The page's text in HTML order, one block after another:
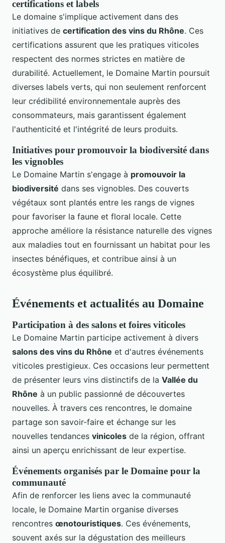
certifications et labels
Le domaine s'implique activement dans des
initiatives de certification des vins du Rhône. Ces
certifications assurent que les pratiques viticoles
respectent des normes strictes en matière de
durabilité. Actuellement, le Domaine Martin poursuit
diverses labels verts, qui non seulement renforcent
leur crédibilité environnementale auprès des
consommateurs, mais garantissent également
l'authenticité et l'intégrité de leurs produits.
Initiatives pour promouvoir la biodiversité dans
les vignobles
Le Domaine Martin s'engage à promouvoir la
biodiversité dans ses vignobles. Des couverts
végétaux sont plantés entre les rangs de vignes
pour favoriser la faune et floral locale. Cette
approche améliore la résistance naturelle des vignes
aux maladies tout en fournissant un habitat pour les
insectes bénéfiques, et contribue ainsi à un
écosystème plus équilibré.
Événements et actualités au Domaine
Participation à des salons et foires viticoles
Le Domaine Martin participe activement à divers
salons des vins du Rhône et d'autres événements
viticoles prestigieux. Ces occasions leur permettent
de présenter leurs vins distinctifs de la Vallée du
Rhône à un public passionné de découvertes
nouvelles. À travers ces rencontres, le domaine
partage son savoir-faire et échange sur les
nouvelles tendances vinicoles de la région, offrant
ainsi un aperçu enrichissant de leur expertise.
Événements organisés par le Domaine pour la
communauté
Afin de renforcer les liens avec la communauté
locale, le Domaine Martin organise diverses
rencontres œnotouristiques. Ces événements,
souvent axés sur la dégustation des meilleurs